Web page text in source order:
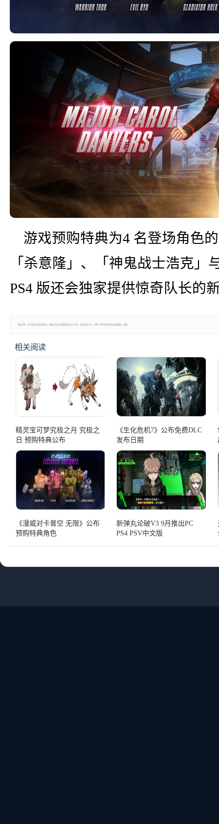
游戏预购特典为4 名登场角色
「杀意隆」、「神鬼战士浩克
PS4 版还会独家提供惊奇队长的
郑重声明：本文版权归原作者所有，转载文章仅为传播更多信息之目的，如有侵权行为，请第一时间联系我们修改或删除，多谢。
相关阅读
精灵宝可梦究极之月 究极之
日 预购特典公布
《生化危机7》公布免费DLC
发布日期
《漫威对卡普空 无限》公布
预购特典角色
新弹丸论破V3 9月推出PC
PS4 PSV中文版